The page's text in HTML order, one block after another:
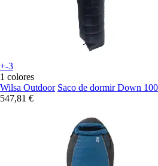
+-3
1 colores
Wilsa Outdoor Saco de dormir Down
547,81 €